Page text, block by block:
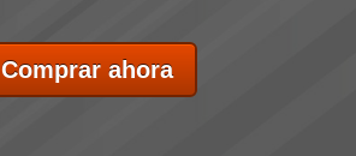
Comprar ahora